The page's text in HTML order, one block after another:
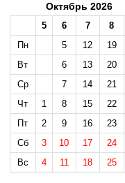
Октябрь 2026
5 6 7
8
Пн
5 12
19
Вт
6 13
20
Ср
7 14
21
Чт
1 8 15
22
Пт
2 9 16
23
Сб
3 10 17
24
Вс
4 11 18 25